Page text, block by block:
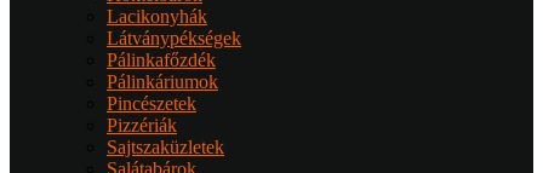
Lacikonyhák
Látványpékségek
Pálinkafőzdék
Pálinkáriumok
Pincészetek
Pizzériák
Sajtszaküzletek